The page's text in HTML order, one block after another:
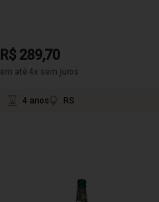
R$ 289,70
em até 4x sem juros
4 anos RS